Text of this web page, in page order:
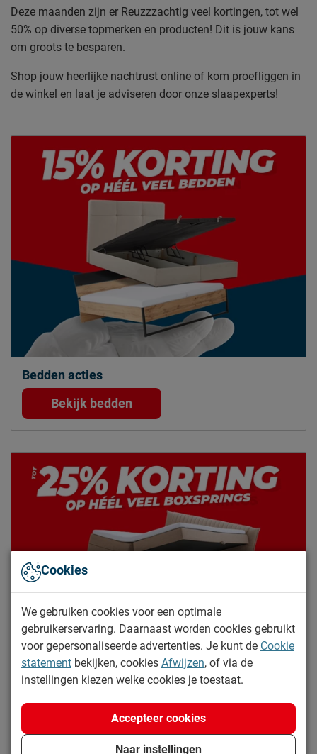
Deze maanden zijn er Reuzzzachtig veel kortingen, tot wel
50% op diverse topmerken en producten! Dit is jouw kans
om groots te besparen.
Shop jouw heerlijke nachtrust online of kom proefliggen in
de winkel en laat je adviseren door onze slaapexperts!
Bedden acties
Bekijk bedden
Bekijk boxsprings
Cookies
We gebruiken cookies voor een optimale
gebruikerservaring. Daarnaast worden cookies gebruikt
voor gepersonaliseerde advertenties. Je kunt de Cookie
statement bekijken, cookies Afwijzen, of via de
instellingen kiezen welke cookies je toestaat.
Naar instellingen
Accepteer cookies